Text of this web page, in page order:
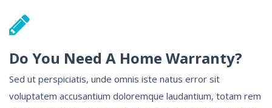
Do You Need A Home Warranty?
Sed ut perspiciatis, unde omnis iste natus error sit
voluptatem accusantium doloremque laudantium, totam rem